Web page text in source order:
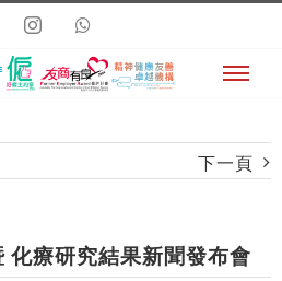
Instagram
下一頁
化療研究結果新聞發布會